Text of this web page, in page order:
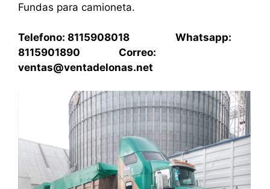
Fundas para camioneta.
Telefono: 8115908018 Whatsapp:
8115901890 Correo:
ventas@ventadelonas.net